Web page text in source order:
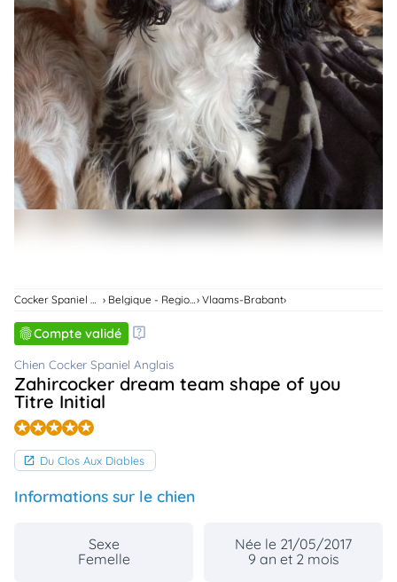
Connexion
Vlaams-Brabant
Compte validé
Chien Cocker Spaniel Anglais
Zahircocker dream team shape of you
Titre Initial
Du Clos Aux Diables
Informations sur le chien
Sexe
Femelle
Née le 21/05/2017
9 an et 2 mois